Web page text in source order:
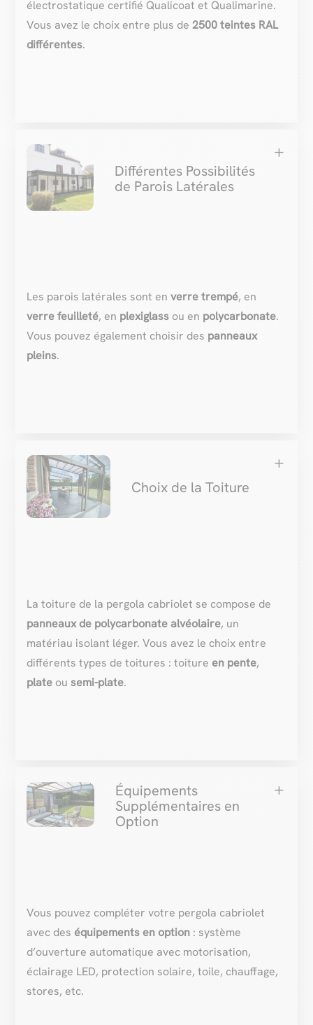
électrostatique certifié Qualicoat et Qualimarine.
Vous avez le choix entre plus de2500 teintes RAL
différentes.
Différentes Possibilités
de Parois Latérales
L
Les parois latérales sont enverre trempé, en
verre feuilleté, en plexiglass ou en polycarbonate.
Vous pouvez également choisir des panneaux
pleins.
Choix de la Toiture
L
La toiture de la pergola cabriolet se compose de
panneaux de polycarbonate alvéolaire, un
matériau isolant léger. Vous avez le choix entre
différents types de toitures : toiture en pente,
plate ousemi-plate.
Équipements
Supplémentaires en
Option
L
Vous pouvez compléter votre pergola cabriolet
avec des équipements en option : système
d’ouverture automatique avec motorisation,
éclairage LED, protection solaire, toile, chauffage,
stores, etc.